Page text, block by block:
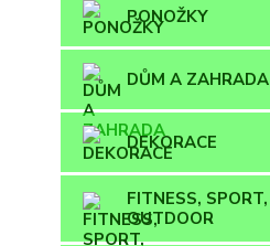
PONOŽKY
DŮM A ZAHRADA
DEKORACE
FITNESS, SPORT,
OUTDOOR